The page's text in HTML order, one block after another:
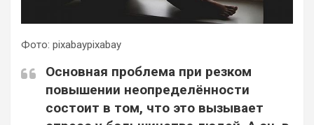
Фото: pixabaypixabay
Основная проблема при резком
повышении неопределённости
состоит в том, что это вызывает